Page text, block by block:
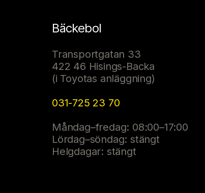
Bäckebol
Transportgatan 33
422 46 Hisings-Backa
(i Toyotas anläggning)
031-725 23 70
Måndag–fredag: 08:00–17:00
Lördag–söndag: stängt
Helgdagar: stängt